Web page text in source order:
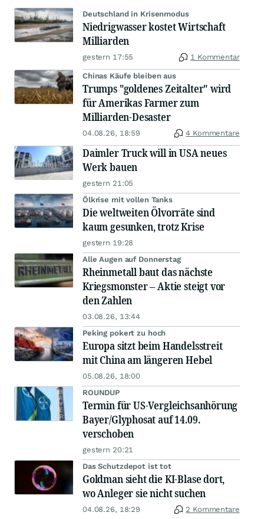
Deutschland in Krisenmodus
Niedrigwasser kostet Wirtschaft
Milliarden
gestern 17:55 1 Kommentar
Chinas Käufe bleiben aus
Trumps "goldenes Zeitalter" wird
für Amerikas Farmer zum
Milliarden-Desaster
04.08.26, 18:59 4 Kommentare
Daimler Truck will in USA neues
Werk bauen
gestern 21:05
Ölkrise mit vollen Tanks
Die weltweiten Ölvorräte sind
kaum gesunken, trotz Krise
gestern 19:28
Alle Augen auf Donnerstag
Rheinmetall baut das nächste
Kriegsmonster – Aktie steigt vor
den Zahlen
03.08.26, 13:44
Peking pokert zu hoch
Europa sitzt beim Handelsstreit
mit China am längeren Hebel
05.08.26, 18:00
ROUNDUP
Termin für US-Vergleichsanhörung
Bayer/Glyphosat auf 14.09.
verschoben
gestern 20:21
Das Schutzdepot ist tot
Goldman sieht die KI-Blase dort,
wo Anleger sie nicht suchen
04.08.26, 18:29 2 Kommentare